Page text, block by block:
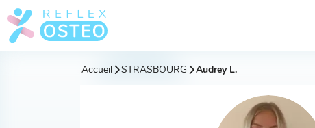
Accueil STRASBOURG Audrey L.